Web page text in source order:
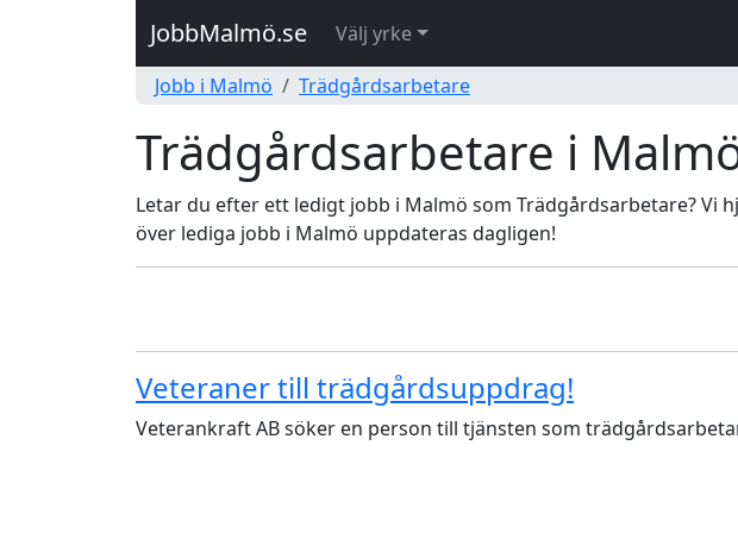
JobbMalmö.se
Välj yrke
Jobb i Malmö
Trädgårdsarbetare
Trädgårdsarbetare i
Letar du efter ett ledigt jobb i Malmö som Trädgårdsarbetare? Vi
över lediga jobb i Malmö uppdateras dagligen!
Veteraner till trädgårdsuppdrag!
Veterankraft AB söker en person till tjänsten som